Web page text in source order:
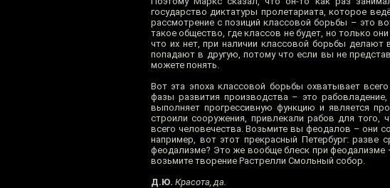
государство диктатуры пролетариата, которое
рассмотрение с позиций классовой борьбы – это
такое общество, где классов не будет, но только
что их нет, при наличии классовой борьбы
попадают в другую, потому что если вы не
можете понять.
Вот эта эпоха классовой борьбы охватывает
фазы развития производства – это
выполняет прогрессивную функцию и является
строили сооружения, привлекали рабов для
всего человечества. Возьмите вы феодалов – они
например, вот этот прекрасный Петербург:
феодализме? Это же вообще блеск при феодализме
возьмите творение Растрелли Смольный собор.
Д.Ю. Красота, да.